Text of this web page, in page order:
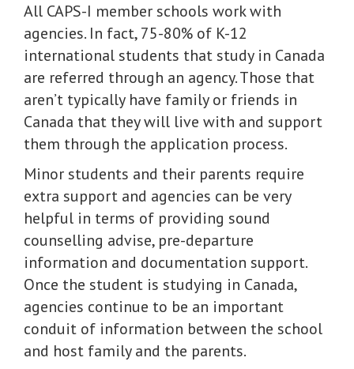
All CAPS-I member schools work with
agencies. In fact, 75-80% of K-12
international students that study in Canada
are referred through an agency. Those that
aren’t typically have family or friends in
Canada that they will live with and support
them through the application process.
Minor students and their parents require
extra support and agencies can be very
helpful in terms of providing sound
counselling advise, pre-departure
information and documentation support.
Once the student is studying in Canada,
agencies continue to be an important
conduit of information between the school
and host family and the parents.